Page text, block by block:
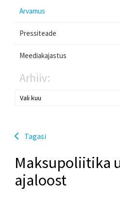
Arvamus
Pressiteade
Meediakajastus
Arhiiv:
Tagasi
Maksupoliitika
ajaloost